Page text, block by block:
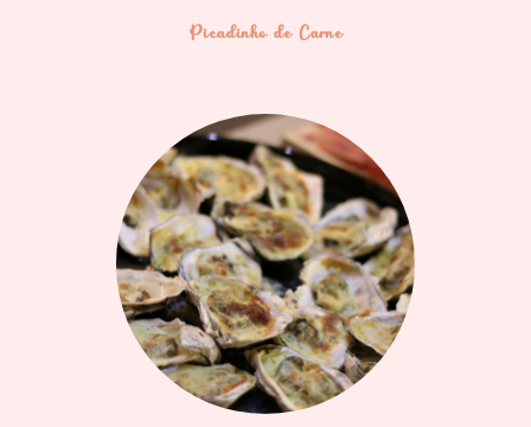
Picadinho de Carne